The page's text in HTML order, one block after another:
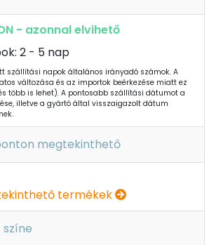
- azonnal elvihető
2 - 5 nap
szállítási napok általános irányadó számok. A
változása és az importok beérkezése miatt ez
több is lehet). A pontosabb szállítási dátumot a
illetve a gyártó által visszaigazolt dátum
megtekinthető
termékek